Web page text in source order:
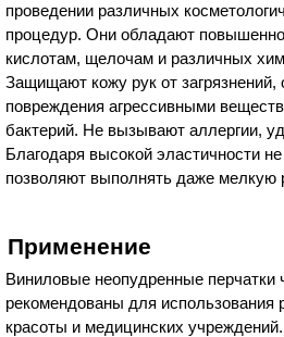
проведении различных
процедур. Они обладают
кислотам, щелочам и различных
Защищают кожу рук от загрязнений,
повреждения агрессивными
бактерий. Не вызывают аллергии,
Благодаря высокой эластичности
позволяют выполнять даже мелкую
Применение
Виниловые неопудренные перчатки
рекомендованы для использования
красоты и медицинских